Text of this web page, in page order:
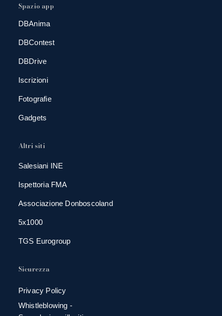
Spazio app
DBAnima
DBContest
DBDrive
Iscrizioni
Fotografie
Gadgets
Altri siti
Salesiani INE
Ispettoria FMA
Associazione Donboscoland
5x1000
TGS Eurogroup
Sicurezza
Privacy Policy
Whistleblowing -